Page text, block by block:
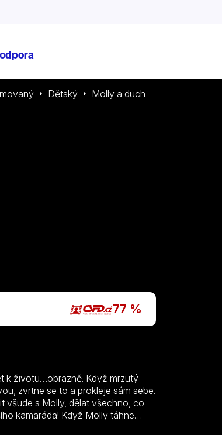
Dětský Molly a duch
77 %
k životu…obrazně. Když mrzutý
zvrtne se to a prokleje sám sebe.
všude s Molly, dělat všechno, co
kamaráda! Když Molly táhne
si Molly oblíbí a vznikne velmi